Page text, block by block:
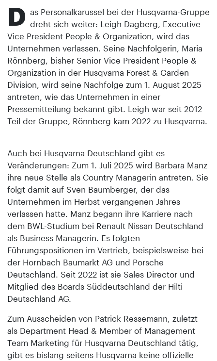
D as Personalkarussel bei der Husqvarna-Gruppe
dreht sich weiter: Leigh Dagberg, Executive
Vice President People & Organization, wird das
Unternehmen verlassen. Seine Nachfolgerin, Maria
Rönnberg, bisher Senior Vice President People &
Organization in der Husqvarna Forest & Garden
Division, wird seine Nachfolge zum 1. August 2025
antreten, wie das Unternehmen in einer
Pressemitteilung bekannt gibt. Leigh war seit 2012
Teil der Gruppe, Rönnberg kam 2022 zu Husqvarna.
Auch bei Husqvarna Deutschland gibt es
Veränderungen: Zum 1. Juli 2025 wird Barbara Manz
ihre neue Stelle als Country Managerin antreten. Sie
folgt damit auf Sven Baumberger, der das
Unternehmen im Herbst vergangenen Jahres
verlassen hatte. Manz begann ihre Karriere nach
dem BWL-Studium bei Renault Nissan Deutschland
als Business Managerin. Es folgten
Führungspositionen im Vertrieb, beispielsweise bei
der Hornbach Baumarkt AG und Porsche
Deutschland. Seit 2022 ist sie Sales Director und
Mitglied des Boards Süddeutschland der Hilti
Deutschland AG.
Zum Ausscheiden von Patrick Ressemann, zuletzt
als Department Head & Member of Management
Team Marketing für Husqvarna Deutschland tätig,
gibt es bislang seitens Husqvarna keine offizielle